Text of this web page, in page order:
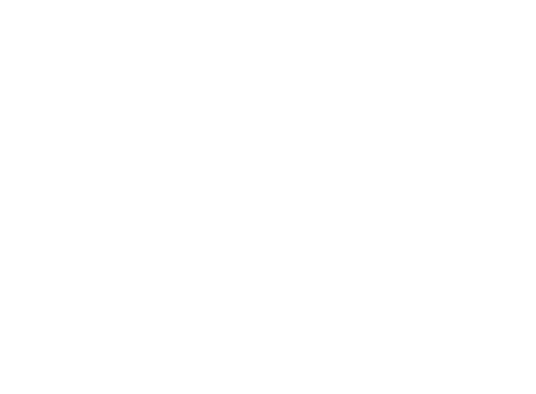
HRT a
En plus de
2025, la voiture
victoire d'une
Rubber qui
et de
au monde.
de remporter
à partir de la
laquelle il faut